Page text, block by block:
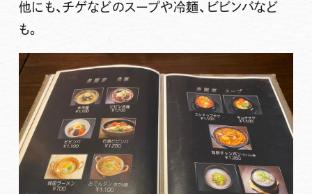
他にも、チゲなどのスープや冷麺、ビビンバなど
も。